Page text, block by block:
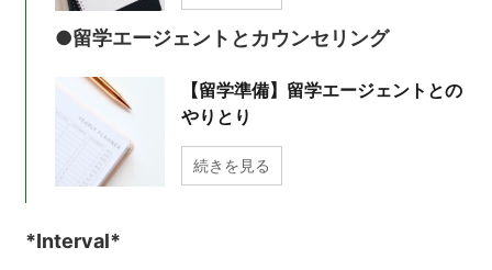
●留学エージェントとカウンセリング
【留学準備】留学エージェントとの
やりとり
続きを見る
*Interval*